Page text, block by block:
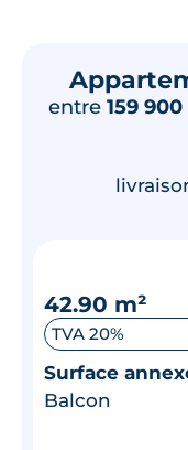
entre 159
42.90 m²
TVA 20%
Surface
Balcon